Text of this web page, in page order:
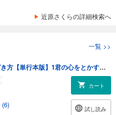
近原さくらの詳細検索へ
一覧 >>
高嶺のSubのあばき方【単行本版】1君の心をとかすコマンド【電子限定特典付き】
(6)
カート
試し読み